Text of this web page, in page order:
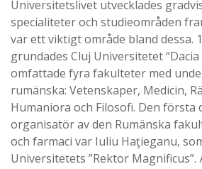
Universitetslivet utvecklades
specialiteter och studieområden
var ett viktigt område bland dessa.
grundades Cluj Universitetet
omfattade fyra fakulteter med
rumänska: Vetenskaper, Medicin,
Humaniora och Filosofi. Den första
organisatör av den Rumänska
och farmaci var Iuliu Haţieganu,
Universitetets ”Rektor Magnificus”.